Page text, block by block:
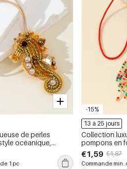
de perles
océanique,
sacs en corde
1 pc
-15%
13 à 25 jours
Collection
pompons en
naturels et de
en corde
€1,59 €1,87
Commande min.